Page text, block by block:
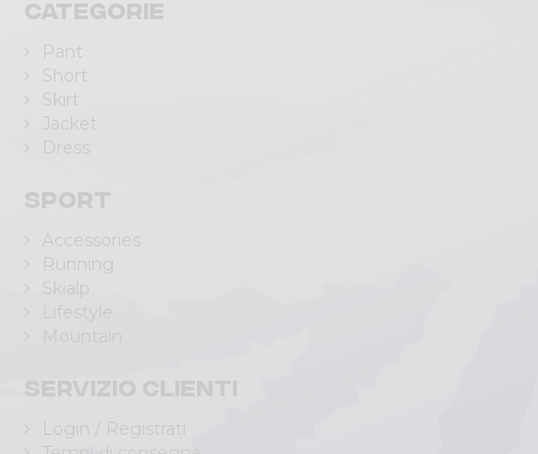
Categorie
Pant
Short
Skirt
Jacket
Dress
Sport
Accessories
Running
Skialp
Servizio clienti